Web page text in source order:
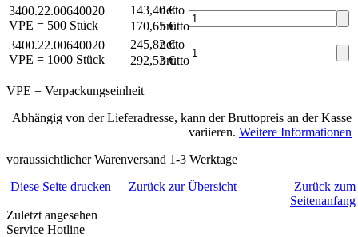
3400.22.00640020
VPE = 500 Stück
143,40 €
netto
170,65 €brutto*
3400.22.00640020
VPE = 1000 Stück
245,82 €
netto
292,53 €brutto*
VPE = Verpackungseinheit
Abhängig von der Lieferadresse, kann der Bruttopreis an der Kasse
variieren. Weitere Informationen
voraussichtlicher Warenversand 1-3 Werktage
Diese Seite drucken
Zurück zur Übersicht
Zurück zum
Seitenanfang
Zuletzt angesehen
Service Hotline